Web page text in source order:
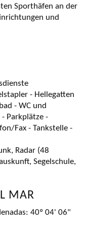
Sporthäfen an der
und
- Hellegatten
- WC und
Parkplätze -
Fax - Tankstelle -
Radar (48
Segelschule,
MAR
40º 04' 06"